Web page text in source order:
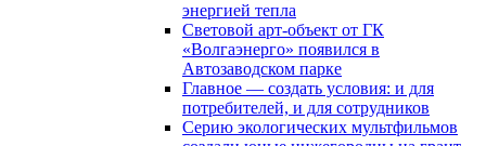
энергией тепла
Световой арт-объект от ГК
«Волгаэнерго» появился в
Автозаводском парке
Главное — создать условия: и для
потребителей, и для сотрудников
Серию экологических мультфильмов